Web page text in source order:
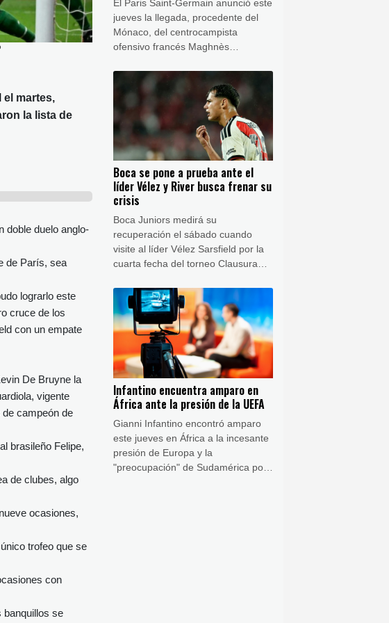
el martes,
la lista de
doble duelo anglo-
de París, sea
lograrlo este
cruce de los
con un empate
De Bruyne la
vigente
campeón de
brasileño Felipe,
de clubes, algo
ocasiones,
trofeo que se
con
banquillos se
El Paris Saint-Germain anunció este
jueves la llegada, procedente del
Mónaco, del centrocampista
ofensivo francés Maghnès
el vigente bicampeón europeo
hasta 2031.
Boca se pone a prueba ante el
líder Vélez y River busca frenar su
crisis
Boca Juniors medirá su
recuperación el sábado cuando
visite al líder Vélez Sarsfield por la
cuarta fecha del torneo Clausura
Plate intentará abandonar el último
lugar de la tabla y conseguir su
primera victoria.
Infantino encuentra amparo en
África ante la presión de la UEFA
Gianni Infantino encontró amparo
este jueves en África a la incesante
presión de Europa y la
"preocupación" de Sudamérica por